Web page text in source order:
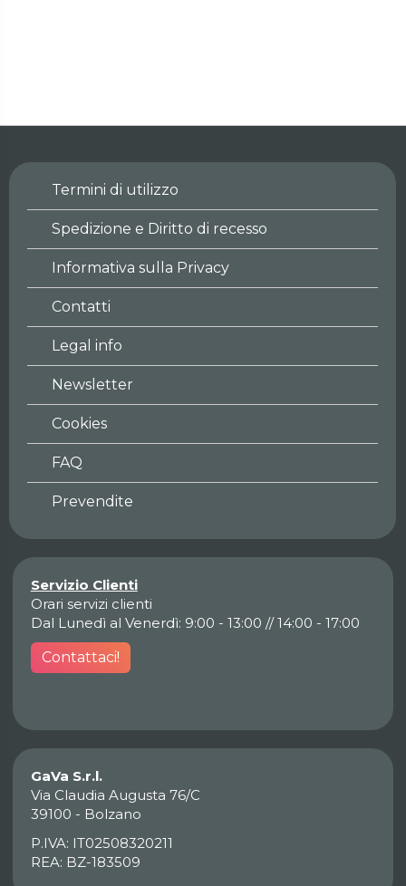
Termini di utilizzo
Spedizione e Diritto di recesso
Informativa sulla Privacy
Contatti
Legal info
Newsletter
Cookies
FAQ
Prevendite
Servizio Clienti
Orari servizi clienti
Dal Lunedì al Venerdì: 9:00 - 13:00 // 14:00 - 17:00
Contattaci!
GaVa S.r.l.
Via Claudia Augusta 76/C
39100 - Bolzano
P.IVA: IT02508320211
REA: BZ-183509